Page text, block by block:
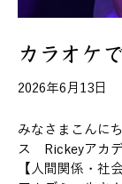
カラオケ
2026年6月13日
みなさまこんに
ス Rickeyアカ
【人間関係・社